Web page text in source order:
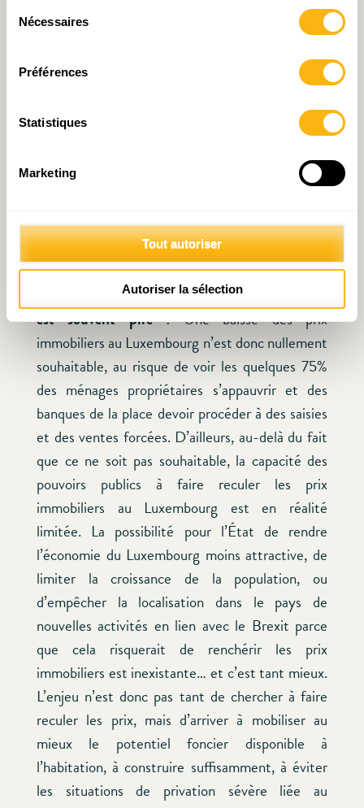
Nécessaires
Préférences
Statistiques
Marketing
Tout autoriser
Autoriser la sélection
vieillissement de la population alors que parmi les
personnes de 65 ans ou plus 76,9% des ménages
occupent un logement en sous-peuplement?
Comment, au-delà de la solvabilisation de la
demande, accompagner l’offre? Quels outils sont
véritablement efficaces afin de mobiliser au
maximum les logements vacants et les terrains à
bâtir non utilisés?
Enfin,il est important de garder à l’esprit que si
on parle de crise du logement quand les prix
immobiliers augmentent, on parle de crise
immobilière quand les prix reculent … ce qui
est souvent pire! Une baisse des prix
immobiliers au Luxembourg n’est donc nullement
souhaitable, au risque de voir les quelques 75%
des ménages propriétaires s’appauvrir et des
banques de la place devoir procéder à des saisies
et des ventes forcées. D’ailleurs, au-delà du fait
que ce ne soit pas souhaitable, la capacité des
pouvoirs publics à faire reculer les prix
immobiliers au Luxembourg est en réalité
limitée. La possibilité pour l’État de rendre
l’économie du Luxembourg moins attractive, de
limiter la croissance de la population, ou
d’empêcher la localisation dans le pays de
nouvelles activités en lien avec le Brexit parce
que cela risquerait de renchérir les prix
immobiliers est inexistante… et c’est tant mieux.
L’enjeu n’est donc pas tant de chercher à faire
reculer les prix, mais d’arriver à mobiliser au
mieux le potentiel foncier disponible à
l’habitation, à construire suffisamment, à éviter
les situations de privation sévère liée au